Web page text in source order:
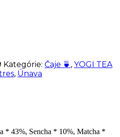
Kategórie: Čaje 🍵 , YOGI TEA
, Únava
* 43%, Sencha * 10%, Matcha *